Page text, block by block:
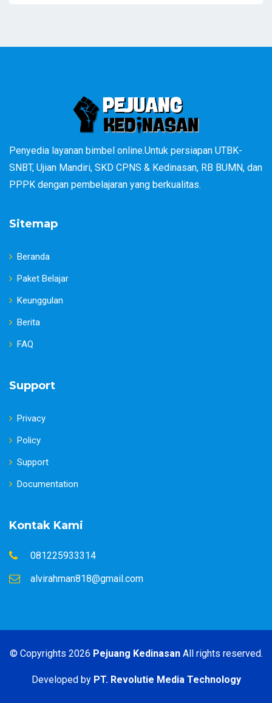
Penyedia layanan bimbel online.Untuk persiapan UTBK-
SNBT, Ujian Mandiri, SKD CPNS & Kedinasan, RB BUMN, dan
PPPK dengan pembelajaran yang berkualitas.
Sitemap
Beranda
Paket Belajar
Keunggulan
Berita
FAQ
Support
Privacy
Policy
Support
Documentation
Kontak Kami
081225933314
alvirahman818@gmail.com
© Copyrights 2026 Pejuang KedinasanAll rights reserved.
Developed by PT. Revolutie Media Technology